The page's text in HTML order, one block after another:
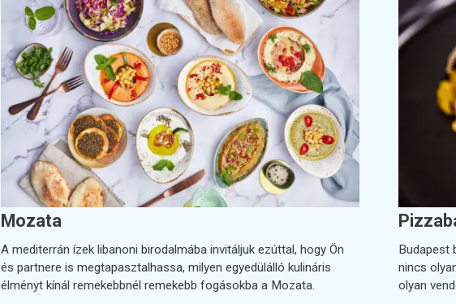
Mozata
A mediterrán ízek libanoni birodalmába invitáljuk ezúttal, hogy Ön
és partnere is megtapasztalhassa, milyen egyedülálló kulináris
élményt kínál remekebbnél remekebb fogásokba a Mozata.
Budapest
nincs
olyan